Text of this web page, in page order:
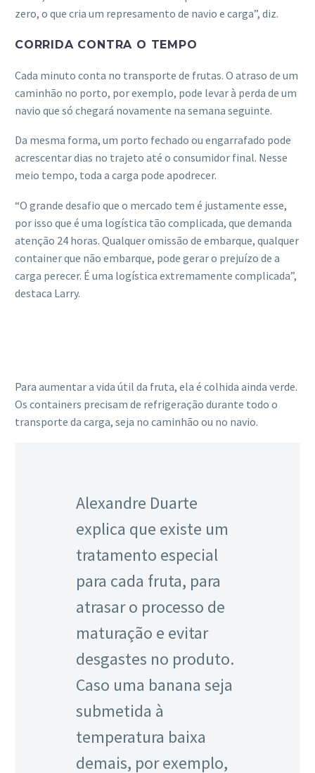
zero, o que cria um represamento de navio e carga”, diz.
CORRIDA CONTRA O TEMPO
Cada minuto conta no transporte de frutas. O atraso de um
caminhão no porto, por exemplo, pode levar à perda de um
navio que só chegará novamente na semana seguinte.
Da mesma forma, um porto fechado ou engarrafado pode
acrescentar dias no trajeto até o consumidor final. Nesse
meio tempo, toda a carga pode apodrecer.
“O grande desafio que o mercado tem é justamente esse,
por isso que é uma logística tão complicada, que demanda
atenção 24 horas. Qualquer omissão de embarque, qualquer
container que não embarque, pode gerar o prejuízo de a
carga perecer. É uma logística extremamente complicada”,
destaca Larry.
Para aumentar a vida útil da fruta, ela é colhida ainda verde.
Os containers precisam de refrigeração durante todo o
transporte da carga, seja no caminhão ou no navio.
Alexandre Duarte
explica que existe um
tratamento especial
para cada fruta, para
atrasar o processo de
maturação e evitar
desgastes no produto.
Caso uma banana seja
submetida à
temperatura baixa
demais, por exemplo,